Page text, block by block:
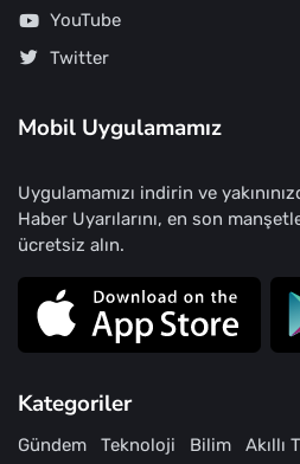
YouTube
Twitter
Mobil Uygulamamız
Uygulamamızı indirin ve
Haber Uyarılarını, en son
ücretsiz alın.
Kategoriler
Gündem Teknoloji Bilim Akıllı